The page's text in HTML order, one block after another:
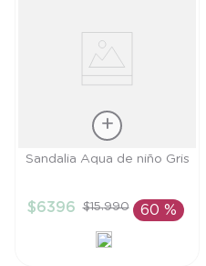
Talla
AÑADIR AL
CARRITO
Sandalia Aqua de niño Gris
$6396 $15.990 60 %